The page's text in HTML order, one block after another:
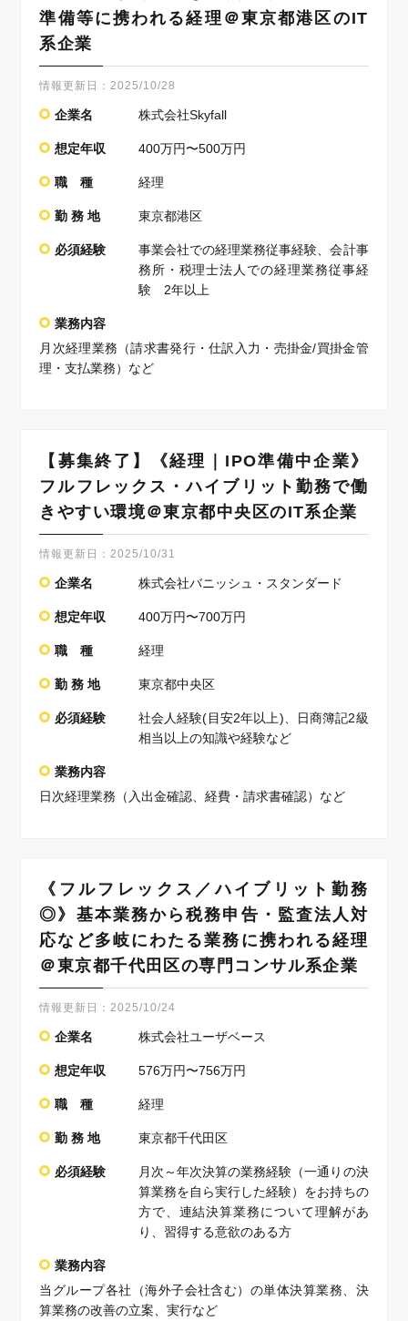
準備等に携われる経理＠東京都港区のIT
系企業
情報更新日：2025/10/28
企業名 株式会社Skyfall
想定年収 400万円〜500万円
職 種 経理
勤 務 地 東京都港区
必須経験
事業会社での経理業務従事経験、会計事
務所・税理士法人での経理業務従事経
験 2年以上
業務内容
月次経理業務（請求書発行・仕訳入力・売掛金/買掛金管
理・支払業務）など
【募集終了】《経理｜IPO準備中企業》
フルフレックス・ハイブリット勤務で働
きやすい環境＠東京都中央区のIT系企業
情報更新日：2025/10/31
企業名 株式会社バニッシュ・スタンダード
想定年収 400万円〜700万円
職 種 経理
勤 務 地 東京都中央区
必須経験
社会人経験(目安2年以上)、日商簿記2級
相当以上の知識や経験など
業務内容
日次経理業務（入出金確認、経費・請求書確認）など
《フルフレックス／ハイブリット勤務
◎》基本業務から税務申告・監査法人対
応など多岐にわたる業務に携われる経理
＠東京都千代田区の専門コンサル系企業
情報更新日：2025/10/24
企業名 株式会社ユーザベース
想定年収 576万円〜756万円
職 種 経理
勤 務 地 東京都千代田区
必須経験
月次～年次決算の業務経験（一通りの決
算業務を自ら実行した経験）をお持ちの
方で、連結決算業務について理解があ
り、習得する意欲のある方
業務内容
当グループ各社（海外子会社含む）の単体決算業務、決
算業務の改善の立案、実行など